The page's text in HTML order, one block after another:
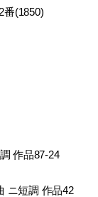
番(1850)
作品87-24
ニ短調 作品42